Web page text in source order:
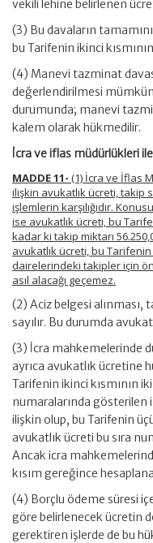
vekili lehine belirlenen
(3) Bu davaların
bu Tarifenin ikinci
(4) Manevi tazminat
değerlendirilmesi
durumunda; manevi
kalem olarak hükmedilir.
İcra ve iflas müdürlükleri
MADDE 11- (1) İcra ve İflas
ilişkin avukatlık ücreti, takip
işlemlerin karşılığıdır.
ise avukatlık ücreti, bu
kadar ki takip miktarı
avukatlık ücreti, bu Tarifenin
dairelerindeki takipler için
asıl alacağı geçemez.
(2) Aciz belgesi alınması,
sayılır. Bu durumda
(3) İcra mahkemelerinde
ayrıca avukatlık ücretine
Tarifenin ikinci kısmının
numaralarında gösterilen
ilişkin olup, bu Tarifenin
avukatlık ücreti bu sıra
Ancak icra
kısım gereğince
(4) Borçlu ödeme süresi
göre belirlenecek ücretin
gerektiren işlerde de bu